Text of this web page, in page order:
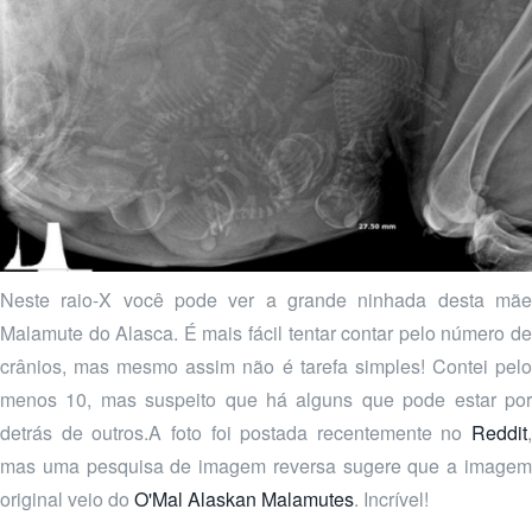
Neste raio-X você pode ver a grande ninhada desta mãe
Malamute do Alasca. É mais fácil tentar contar pelo número de
crânios, mas mesmo assim não é tarefa simples! Contei pelo
menos 10, mas suspeito que há alguns que pode estar por
detrás de outros.A foto foi postada recentemente no Reddit,
mas uma pesquisa de imagem reversa sugere que a imagem
original veio do O'Mal Alaskan Malamutes. Incrível!